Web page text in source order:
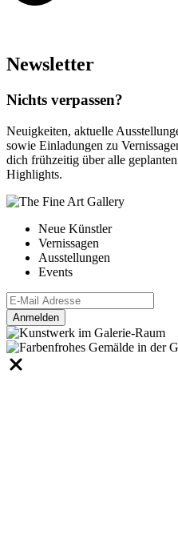
Newsletter
Nichts verpassen?
Neuigkeiten, aktuelle
sowie Einladungen zu
dich frühzeitig über alle
Highlights.
Neue Künstler
Vernissagen
Ausstellungen
Events
Anmelden